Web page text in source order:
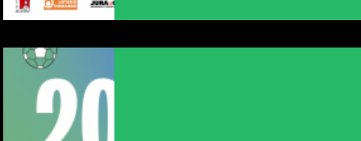
En poursuivant votre navigation sur le culturoscoPe site vous
permettent d'analyser le trafic, d’affiner les contenus mis à
l'intérêt porté à leurs événements.